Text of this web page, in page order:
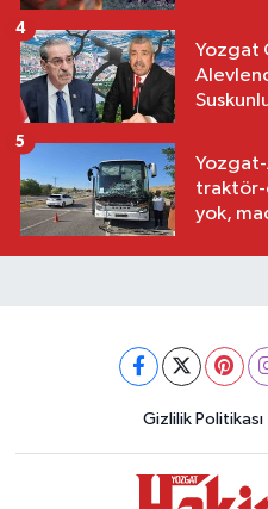
Yozgat
4
traktör-
yok,
5
Gizlilik Politikası